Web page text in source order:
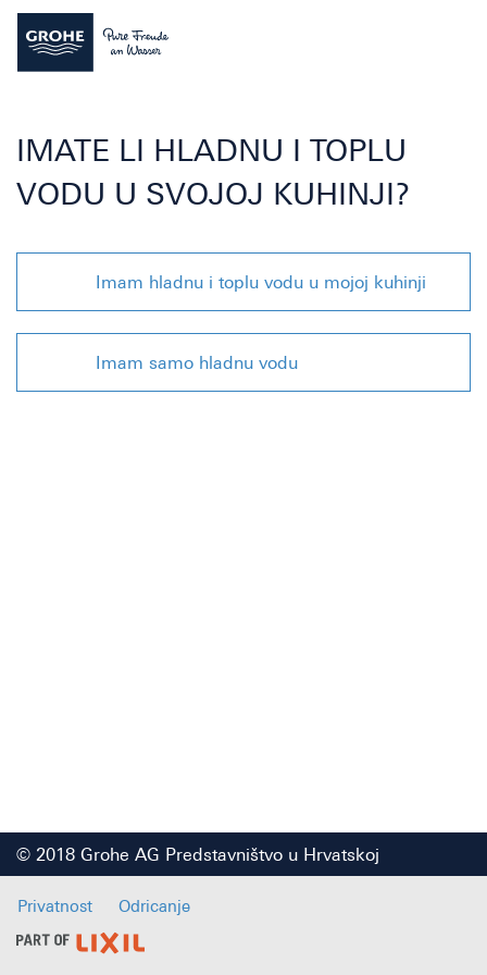
IMATE LI HLADNU I TOPLU
VODU U SVOJOJ KUHINJI?
Imam hladnu i toplu vodu u mojoj kuhinji
Imam samo hladnu vodu
© 2018 Grohe AG Predstavništvo u Hrvatskoj
Privatnost Odricanje